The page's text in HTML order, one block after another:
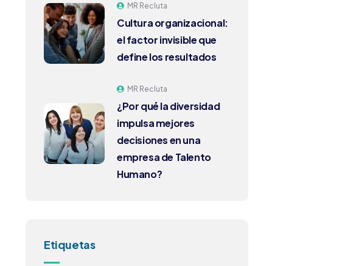
MR Recluta
Cultura organizacional:
el factor invisible que
define los resultados
MR Recluta
¿Por qué la diversidad
impulsa mejores
decisiones en una
empresa de Talento
Humano?
Etiquetas